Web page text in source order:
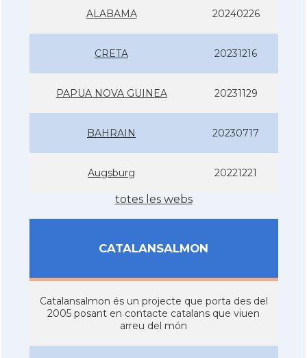
ALABAMA 20240226
CRETA 20231216
PAPUA NOVA GUINEA 20231129
BAHRAIN 20230717
Augsburg 20221221
totes les webs
CATALANSALMON
Catalansalmon és un projecte que porta des del
2005 posant en contacte catalans que viuen
arreu del món